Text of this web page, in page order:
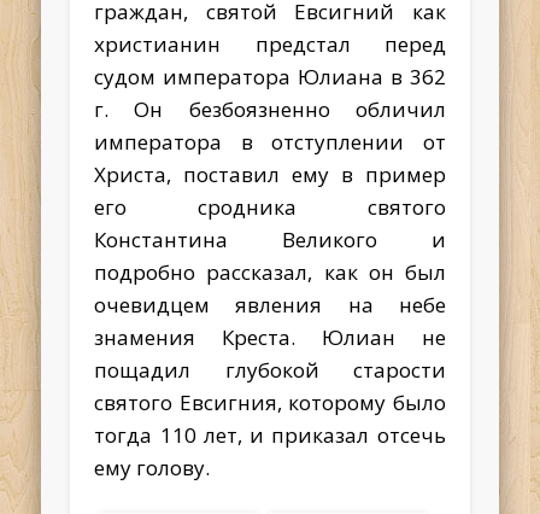
граждан, святой Евсигний как
христианин предстал перед
судом императора Юлиана в 362
г. Он безбоязненно обличил
императора в отступлении от
Христа, поставил ему в пример
его сродника святого
Константина Великого и
подробно рассказал, как он был
очевидцем явления на небе
знамения Креста. Юлиан не
пощадил глубокой старости
святого Евсигния, которому было
тогда 110 лет, и приказал отсечь
ему голову.